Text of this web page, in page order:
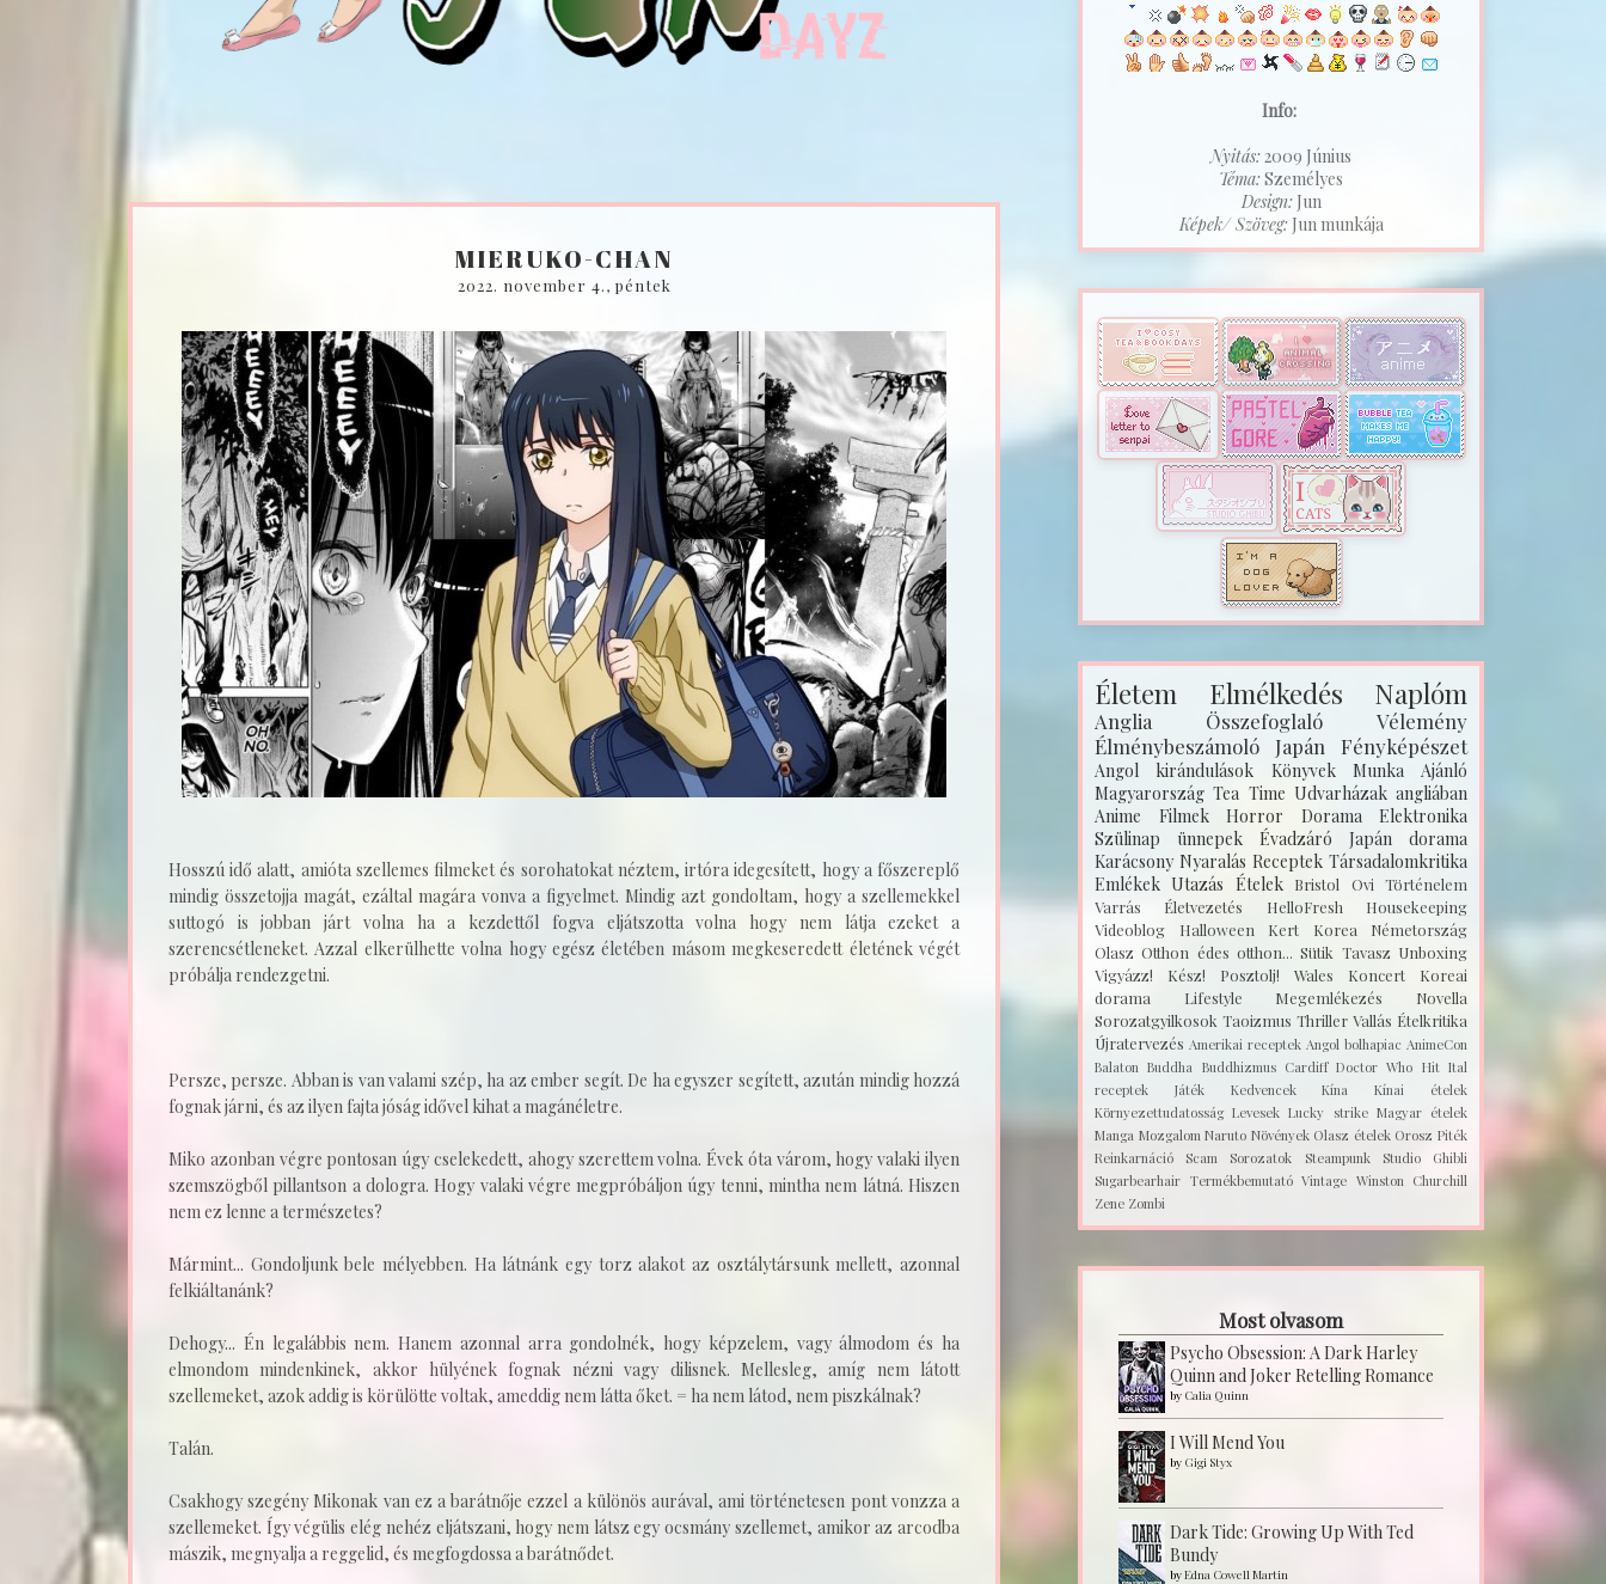
MIERUKO-CHAN
2022. november 4., péntek
Hosszú idő alatt, amióta szellemes filmeket és sorohatokat néztem, irtóra idegesített, hogy a főszereplő
mindig összetojja magát, ezáltal magára vonva a figyelmet. Mindig azt gondoltam, hogy a szellemekkel
suttogó is jobban járt volna ha a kezdettől fogva eljátszotta volna hogy nem látja ezeket a
szerencsétleneket. Azzal elkerülhette volna hogy egész életében másom megkeseredett életének végét
próbálja rendezgetni.
Persze, persze. Abban is van valami szép, ha az ember segít. De ha egyszer segített, azután mindig hozzá
fognak járni, és az ilyen fajta jóság idővel kihat a magánéletre.
Miko azonban végre pontosan úgy cselekedett, ahogy szerettem volna. Évek óta várom, hogy valaki ilyen
szemszögből pillantson a dologra. Hogy valaki végre megpróbáljon úgy tenni, mintha nem látná. Hiszen
nem ez lenne a természetes?
Mármint... Gondoljunk bele mélyebben. Ha látnánk egy torz alakot az osztálytársunk mellett, azonnal
felkiáltanánk?
Dehogy... Én legalábbis nem. Hanem azonnal arra gondolnék, hogy képzelem, vagy álmodom és ha
elmondom mindenkinek, akkor hülyének fognak nézni vagy dilisnek. Mellesleg, amíg nem látott
szellemeket, azok addig is körülötte voltak, ameddig nem látta őket. = ha nem látod, nem piszkálnak?
Talán.
Csakhogy szegény Mikonak van ez a barátnője ezzel a különös aurával, ami történetesen pont vonzza a
szellemeket. Így végülis elég nehéz eljátszani, hogy nem látsz egy ocsmány szellemet, amikor az arcodba
mászik, megnyalja a reggelid, és megfogdossa a barátnődet.
Info:
Nyitás:2009 Június
Téma:Személyes
Design:Jun
Képek/ Szöveg:Jun munkája
Életem Elmélkedés Naplóm
Anglia Összefoglaló
Vélemény
Élménybeszámoló Japán Fényképészet
Angol kirándulások Könyvek Munka
Ajánló
Magyarország Tea Time Udvarházak angliában
Anime
Filmek Horror Dorama
Elektronika
Szülinap
ünnepek Évadzáró
Japán dorama
Karácsony Nyaralás Receptek Társadalomkritika
Emlékek Utazás Ételek Bristol Ovi Történelem
Varrás
Életvezetés HelloFresh
Housekeeping
Videoblog
Halloween Kert Korea
Németország
Olasz Otthon édes otthon... Sütik Tavasz Unboxing
Vigyázz! Kész! Posztolj!
Wales Koncert
Koreai
dorama
Lifestyle Megemlékezés
Novella
Sorozatgyilkosok Taoizmus Thriller Vallás Ételkritika
Újratervezés Amerikai receptek Angol bolhapiac AnimeCon
Balaton Buddha Buddhizmus Cardiff Doctor Who Hit Ital
receptek
Játék Kedvencek Kína
Kínai ételek
Környezettudatosság Levesek Lucky strike Magyar ételek
Manga Mozgalom Naruto Növények Olasz ételek Orosz Piték
Reinkarnáció
Scam Sorozatok Steampunk
Studio Ghibli
Sugarbearhair Termékbemutató Vintage Winston Churchill
Zene Zombi
Most olvasom
Psycho Obsession: A Dark Harley
Quinn and Joker Retelling Romance
by Calia Quinn
I Will Mend You
by Gigi Styx
Dark Tide: Growing Up With Ted
Bundy
byEdna Cowell Martin